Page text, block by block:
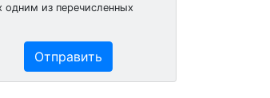
из перечисленных